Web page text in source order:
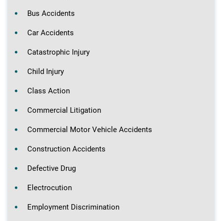
Bus Accidents
Car Accidents
Catastrophic Injury
Child Injury
Class Action
Commercial Litigation
Commercial Motor Vehicle Accidents
Construction Accidents
Defective Drug
Electrocution
Employment Discrimination